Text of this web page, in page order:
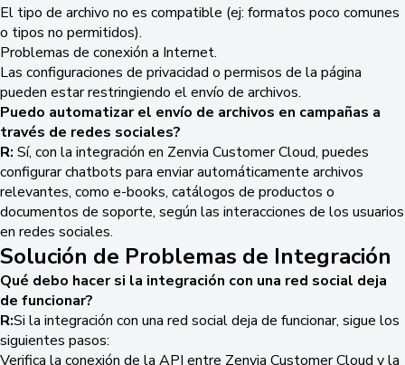
El tipo de archivo no es compatible (ej: formatos poco comunes
o tipos no permitidos).
Problemas de conexión a Internet.
Las configuraciones de privacidad o permisos de la página
pueden estar restringiendo el envío de archivos.
Puedo automatizar el envío de archivos en campañas a
través de redes sociales?
R: Sí, con la integración en Zenvia Customer Cloud, puedes
configurar chatbots para enviar automáticamente archivos
relevantes, como e-books, catálogos de productos o
documentos de soporte, según las interacciones de los usuarios
en redes sociales.
Solución de Problemas de Integración
Qué debo hacer si la integración con una red social deja
de funcionar?
R:Si la integración con una red social deja de funcionar, sigue los
siguientes pasos:
Verifica la conexión de la API entre Zenvia Customer Cloud y la